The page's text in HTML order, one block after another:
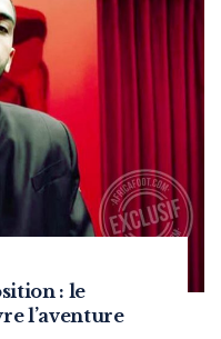
: le
l’aventure